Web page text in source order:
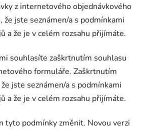
z internetového objednávkového
jste seznámen/a s podmínkami
a že je v celém rozsahu přijímáte.
souhlasíte zaškrtnutím souhlasu
formuláře. Zaškrtnutím
jste seznámen/a s podmínkami
a že je v celém rozsahu přijímáte.
tyto podmínky změnit. Novou verzi